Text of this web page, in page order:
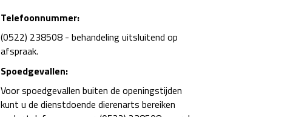
Hi! Click me to book an appointment
Telefoonnummer:
(0522) 238508 - behandeling uitsluitend op
afspraak.
Spoedgevallen:
Voor spoedgevallen buiten de openingstijden
kunt u de dienstdoende dierenarts bereiken